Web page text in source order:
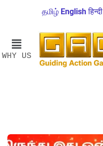
தமிழ் English हिन्दी
WHY US